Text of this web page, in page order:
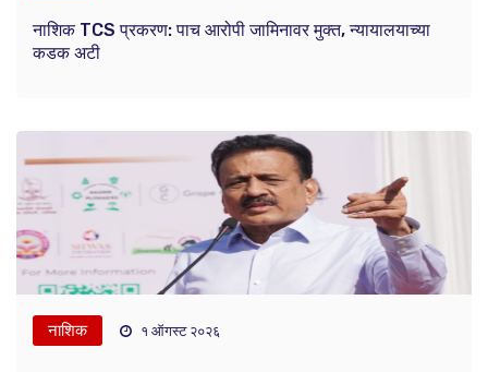
नाशिक TCS प्रकरण: पाच आरोपी जामिनावर मुक्त, न्यायालयाच्या
कडक अटी
नाशिक १ ऑगस्ट २०२६